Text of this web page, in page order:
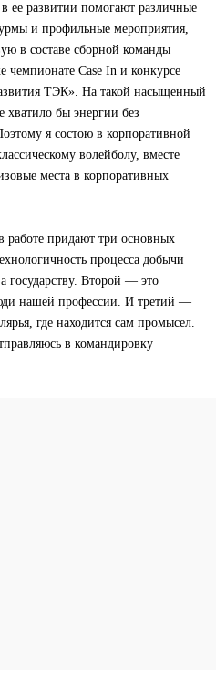
ее развитии помогают различные
и профильные мероприятия,
в составе сборной команды
чемпионате Case In и конкурсе
ТЭК». На такой насыщенный
хватило бы энергии без
я состою в корпоративной
волейболу, вместе
места в корпоративных
придают три основных
процесса добычи
государству. Второй — это
нашей профессии. И третий —
где находится сам промысел.
в командировку